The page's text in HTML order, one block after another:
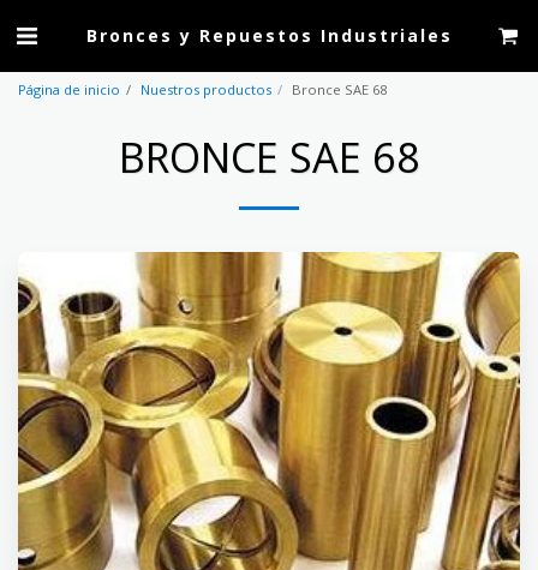
Bronces y Repuestos Industriales
Página de inicio Nuestros productos Bronce SAE 68
BRONCE SAE 68